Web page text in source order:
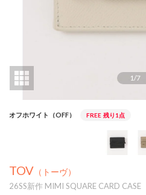
1/7
オフホワイト（OFF） FREE 残り1点
TOV （トーヴ）
26SS新作 MIMI SQUARE CARD CASE